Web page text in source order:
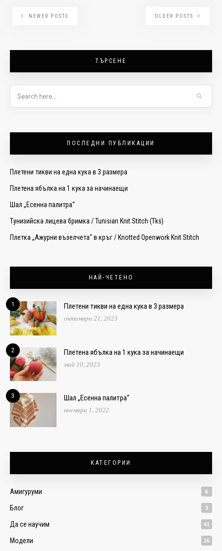
OLDER POSTS
NEWER POSTS
ТЪРСЕНЕ
ПОСЛЕДНИ ПУБЛИКАЦИИ
Плетени тикви на една кука в 3 размера
Плетена ябълка на 1 кука за начинаещи
Шал „Есенна палитра“
Тунизийска лицева бримка / Tunisian Knit Stitch (Tks)
Плетка „Ажурни възелчета“ в кръг / Knotted Openwork Knit Stitch
НАЙ-ЧЕТЕНО
1 Плетени тикви на една кука в 3 размера
октомври 21, 2023
2 Плетена ябълка на 1 кука за начинаещи
май 10, 2023
3 Шал „Есенна палитра“
ноември 1, 2022
КАТЕГОРИИ
Амигуруми 6
Блог 3
Да се научим 41
Модели 16